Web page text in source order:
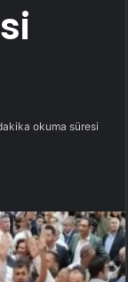
okuma süresi